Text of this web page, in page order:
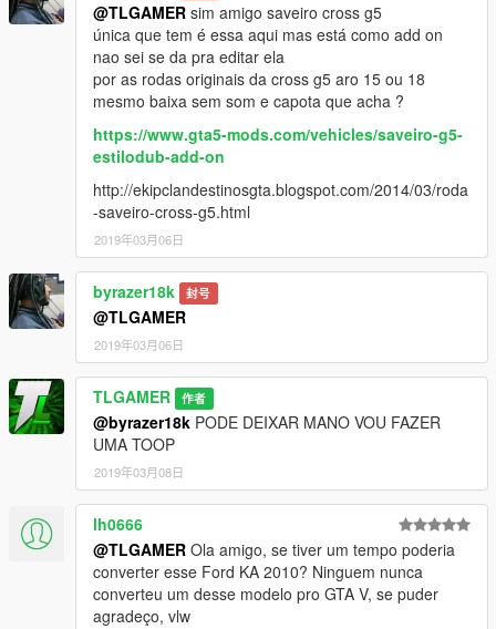
@TLGAMER sim amigo saveiro cross g5
única que tem é essa aqui mas está como add on
nao sei se da pra editar ela
por as rodas originais da cross g5 aro 15 ou 18
mesmo baixa sem som e capota que acha ?
https://www.gta5-mods.com/vehicles/saveiro-g5-
estilodub-add-on
http://ekipclandestinosgta.blogspot.com/2014/03/roda
-saveiro-cross-g5.html
2019年03月06日
byrazer18k 封号
@TLGAMER
2019年03月06日
TLGAMER 作者
@byrazer18k PODE DEIXAR MANO VOU FAZER
UMA TOOP
2019年03月08日
lh0666
@TLGAMER Ola amigo, se tiver um tempo poderia
converter esse Ford KA 2010? Ninguem nunca
converteu um desse modelo pro GTA V, se puder
agradeço, vlw